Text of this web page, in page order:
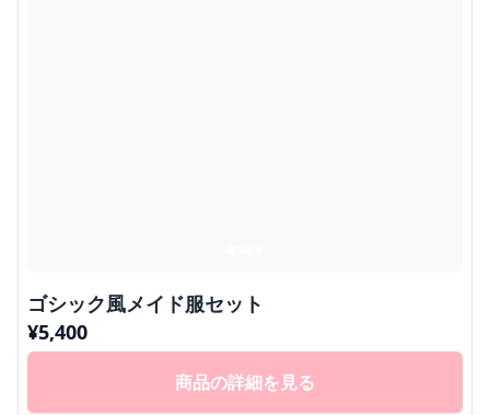
ゴシック風メイド服セット
¥5,400
商品の詳細を見る